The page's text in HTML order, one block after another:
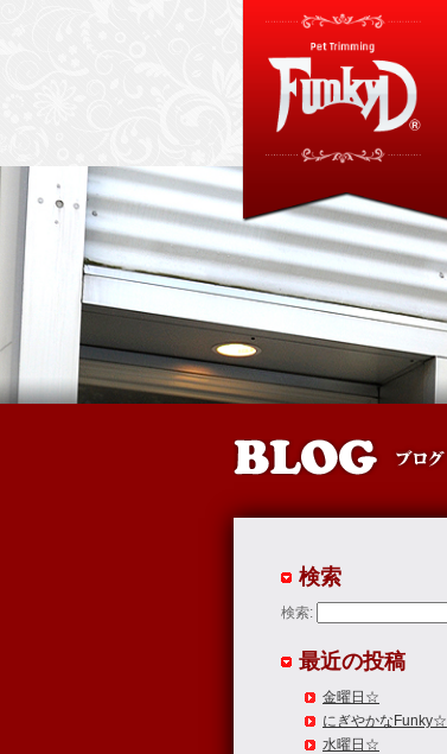
検索
検索:
最近の投稿
金曜日☆
にぎやかなFunky☆
水曜日☆